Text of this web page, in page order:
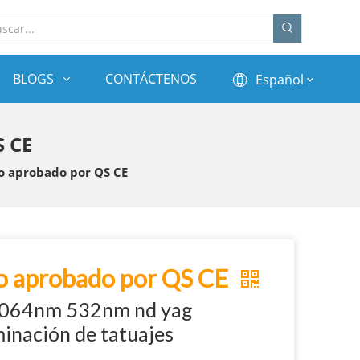
BLOGS CONTÁCTENOS Español
aprobado por QS CE
aprobado por QS CE
532nm nd yag
de tatuajes